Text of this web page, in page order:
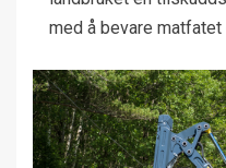
med å bevare